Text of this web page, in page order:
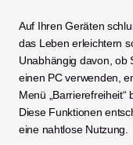
Auf Ihren Geräten
das Leben erleichtern
Unabhängig davon, ob
einen PC verwenden,
Menü „Barrierefreiheit“
Diese Funktionen
eine nahtlose Nutzung.